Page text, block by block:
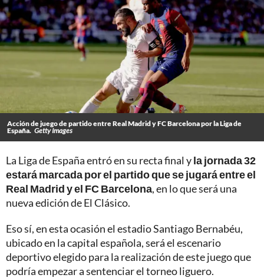
Acción de juego de partido entre Real Madrid y FC Barcelona por la Liga de
España. Getty Images
La Liga de España entró en su recta final yla jornada 32
estará marcada por el partido que se jugará entre el
Real Madrid y el FC Barcelona, en lo que será una
nueva edición de El Clásico.
Eso sí, en esta ocasión el estadio Santiago Bernabéu,
ubicado en la capital española, será el escenario
deportivo elegido para la realización de este juego que
podría empezar a sentenciar el torneo liguero.